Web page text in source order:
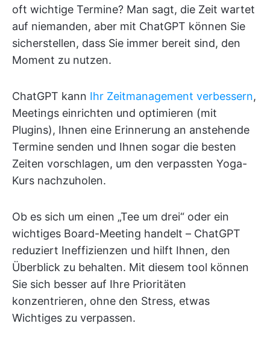
oft wichtige Termine? Man sagt, die Zeit wartet
auf niemanden, aber mit ChatGPT können Sie
sicherstellen, dass Sie immer bereit sind, den
Moment zu nutzen.
ChatGPT kann Ihr Zeitmanagement verbessern,
Meetings einrichten und optimieren (mit
Plugins), Ihnen eine Erinnerung an anstehende
Termine senden und Ihnen sogar die besten
Zeiten vorschlagen, um den verpassten Yoga-
Kurs nachzuholen.
Ob es sich um einen „Tee um drei“ oder ein
wichtiges Board-Meeting handelt – ChatGPT
reduziert Ineffizienzen und hilft Ihnen, den
Überblick zu behalten. Mit diesem tool können
Sie sich besser auf Ihre Prioritäten
konzentrieren, ohne den Stress, etwas
Wichtiges zu verpassen.